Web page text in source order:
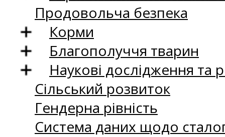
Продовольча безпека
Корми
Благополуччя тварин
Наукові дослідження та
Сільський розвиток
Гендерна рівність
Система даних щодо